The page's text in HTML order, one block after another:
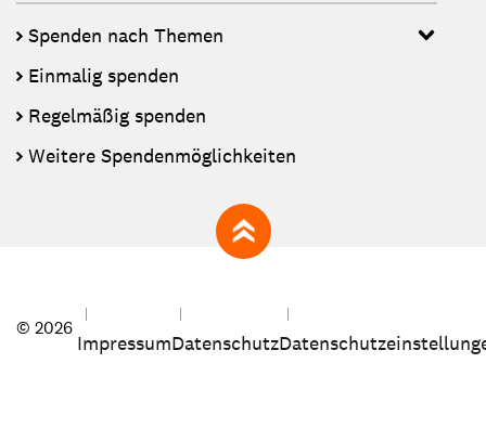
Spenden nach Themen
Einmalig spenden
Regelmäßig spenden
Weitere Spendenmöglichkeiten
zum Seitenanfang
© 2026
ImpressumDatenschutz